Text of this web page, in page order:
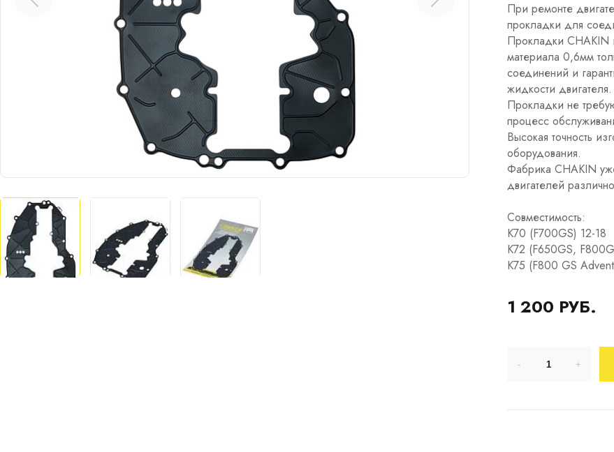
При ремонте
прокладки для
Прокладки CHAKIN
материала 0,6мм
соединений и
жидкости двигателя.
Прокладки не
процесс
Высокая точность
оборудования.
Фабрика CHAKIN
двигателей
Совместимость:
K70 (F700GS) 12-18
K72 (F650GS,
K75 (F800 GS
1 200 РУБ.